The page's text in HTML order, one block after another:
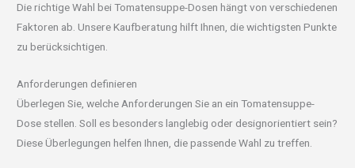
Die richtige Wahl bei Tomatensuppe-Dosen hängt von verschiedenen
Faktoren ab. Unsere Kaufberatung hilft Ihnen, die wichtigsten Punkte
zu berücksichtigen.
Anforderungen definieren
Überlegen Sie, welche Anforderungen Sie an ein Tomatensuppe-
Dose stellen. Soll es besonders langlebig oder designorientiert sein?
Diese Überlegungen helfen Ihnen, die passende Wahl zu treffen.